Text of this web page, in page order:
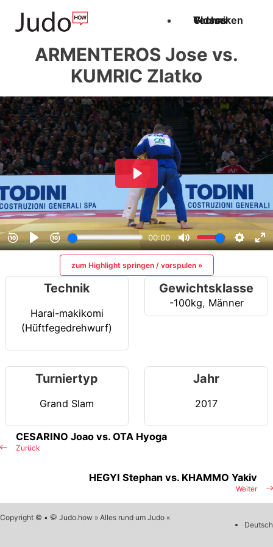
Techniken
Videos
Glossar
ARMENTEROS Jose vs.
KUMRIC Zlatko
zum Highlight springen / vorspulen »
Technik
Harai-makikomi
(Hüftfegedrehwurf)
Gewichtsklasse
-100kg, Männer
Turniertyp
Grand Slam
Jahr
2017
Zurück
CESARINO Joao vs. OTA Hyoga
Weiter
HEGYI Stephan vs. KHAMMO Yakiv
Copyright © • 🥋 Judo.how » Alles rund um Judo «
Deutsch